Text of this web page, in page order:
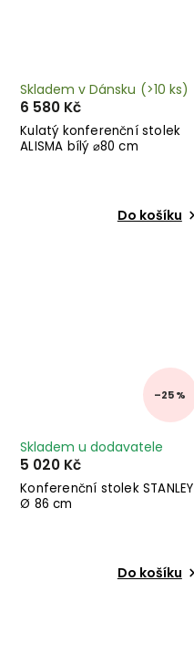
Kulatý konferenční stolek
ALISMA bílý ⌀80 cm
Skladem v Dánsku (>10 ks)
6 580 Kč
Do košíku
–25 %
Konferenční stolek STANLEY
Ø 86 cm
Skladem u dodavatele
5 020 Kč
Do košíku